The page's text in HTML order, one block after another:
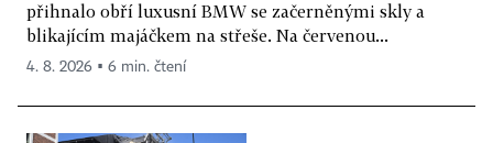
přihnalo obří luxusní BMW se začerněnými skly a
blikajícím majáčkem na střeše. Na červenou...
4. 8. 2026 ▪ 6 min. čtení